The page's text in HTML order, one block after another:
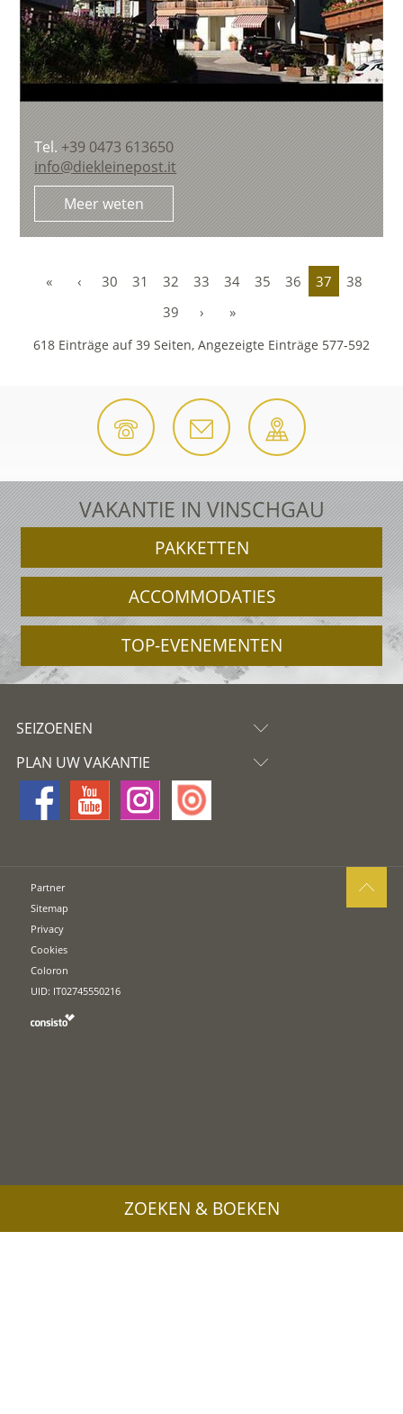
Tel. +39 0473 613650
info@diekleinepost.it
Meer weten
« ‹ 30 31 32 33 34 35 36 37
38
39
› »
618 Einträge auf 39 Seiten, Angezeigte Einträge 577-592
VAKANTIE IN VINSCHGAU
PAKKETTEN
ACCOMMODATIES
TOP-EVENEMENTEN
SEIZOENEN
PLAN UW VAKANTIE
Partner
Sitemap
Privacy
Cookies
Coloron
UID: IT02745550216
ZOEKEN & BOEKEN